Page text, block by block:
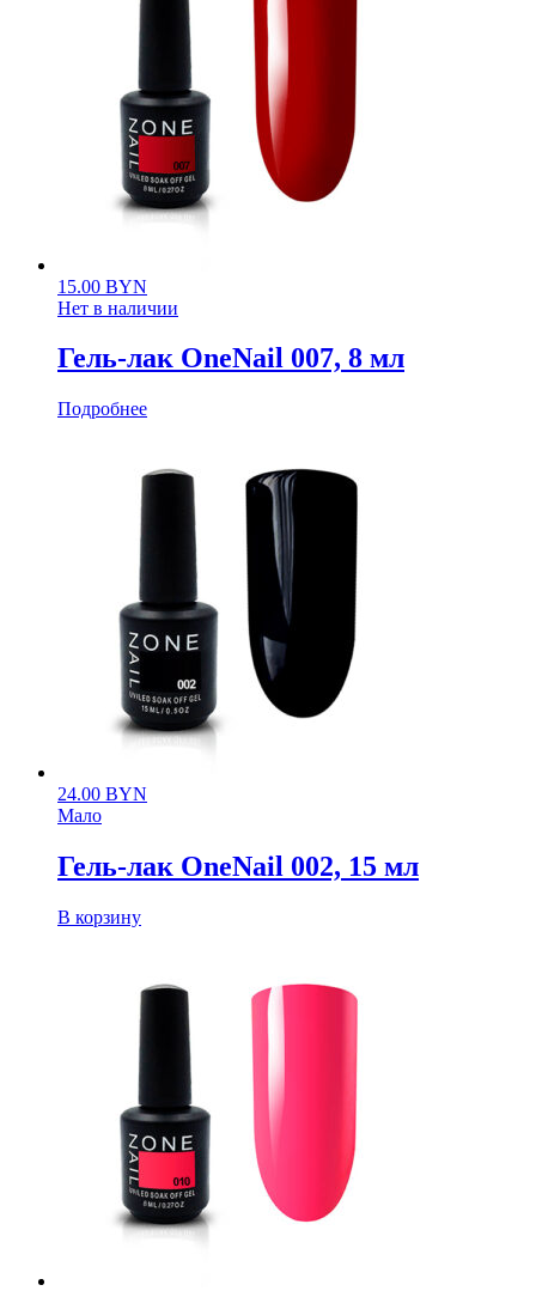
15.00 BYN
Нет в наличии
Гель-лак OneNail 007, 8 мл
Подробнее
24.00 BYN
Мало
Гель-лак OneNail 002, 15 мл
В корзину